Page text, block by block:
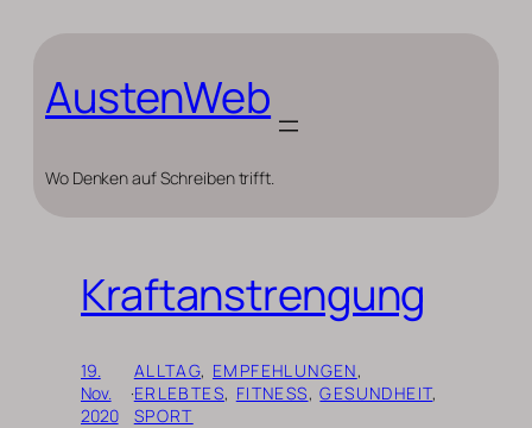
springen
AustenWeb
Wo Denken auf Schreiben trifft.
Kraftanstrengung
19.
Nov.
2020
·
ALLTAG, EMPFEHLUNGEN
ERLEBTES, FITNESS, GESUNDHEIT
SPORT